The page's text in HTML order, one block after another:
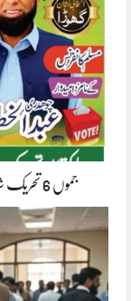
جموں 6 تحریک شاد باد کا عبدالخطیب چودھری کی حمایت کا اعلان